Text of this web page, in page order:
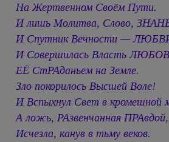
На Жертвенном Своём Пути.
И лишь Молитва, Слово,
И Спутник Вечности —
И Совершилась Власть
ЕЁ СтРАданьем на Земле.
Зло покорилось Высшей Воле!
И Вспыхнул Свет в кромешной
А ложь, РАзвенчанная ПРАвдой,
Исчезла, канув в тьму веков.